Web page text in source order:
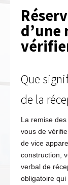
d’une
Que
de la
La remise
vous de
de vice
construction,
verbal de
obligatoire